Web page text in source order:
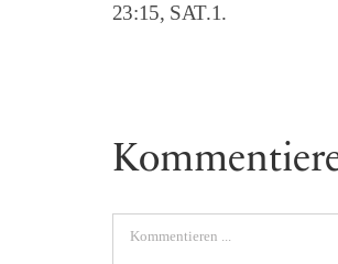
23:15, SAT.1.
Comment